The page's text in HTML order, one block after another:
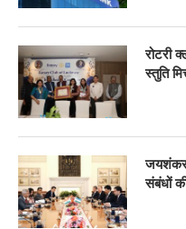
स्तुति
जयशंकर
संबंधों